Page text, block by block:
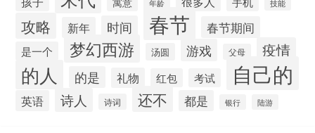
年龄 技能
攻略 新年 时间 春节 春节期间
是一个 梦幻西游 汤圆 游戏 父母 疫情
的人 的是 礼物 红包 考试 自己的
英语 诗人 诗词 还不 都是 银行 陆游